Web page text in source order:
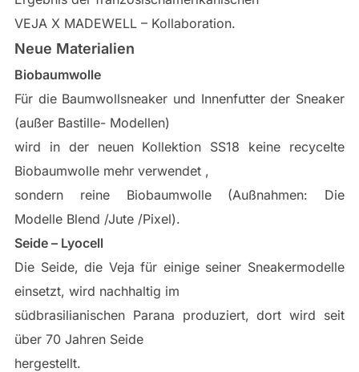
VEJA X MADEWELL – Kollaboration.
Neue Materialien
Biobaumwolle
Für die Baumwollsneaker und Innenfutter der Sneaker
(außer Bastille- Modellen)
wird in der neuen Kollektion SS18 keine recycelte
Biobaumwolle mehr verwendet ,
sondern reine Biobaumwolle (Außnahmen: Die
Modelle Blend /Jute /Pixel).
Seide – Lyocell
Die Seide, die Veja für einige seiner Sneakermodelle
einsetzt, wird nachhaltig im
südbrasilianischen Parana produziert, dort wird seit
über 70 Jahren Seide
hergestellt.